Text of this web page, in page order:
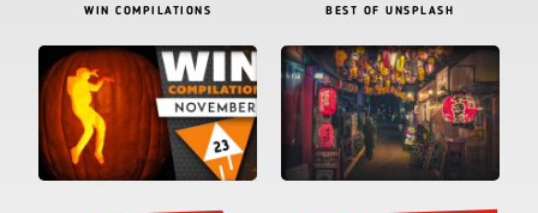
WIN COMPILATIONS BEST OF UNSPLASH